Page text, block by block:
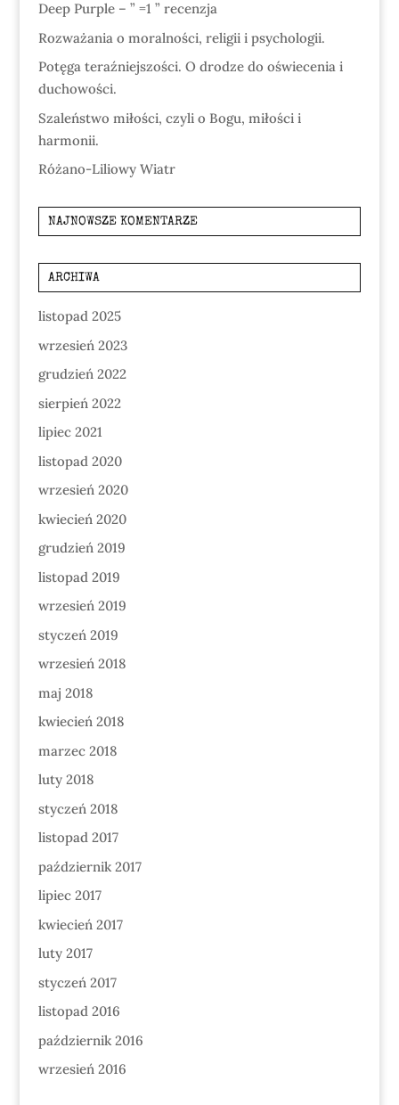
Deep Purple – ” =1 ” recenzja
Rozważania o moralności, religii i psychologii.
Potęga teraźniejszości. O drodze do oświecenia i
duchowości.
Szaleństwo miłości, czyli o Bogu, miłości i
harmonii.
Różano-Liliowy Wiatr
NAJNOWSZE KOMENTARZE
ARCHIWA
listopad 2025
wrzesień 2023
grudzień 2022
sierpień 2022
lipiec 2021
listopad 2020
wrzesień 2020
kwiecień 2020
grudzień 2019
listopad 2019
wrzesień 2019
styczeń 2019
wrzesień 2018
maj 2018
kwiecień 2018
marzec 2018
luty 2018
styczeń 2018
listopad 2017
październik 2017
lipiec 2017
kwiecień 2017
luty 2017
styczeń 2017
listopad 2016
październik 2016
wrzesień 2016